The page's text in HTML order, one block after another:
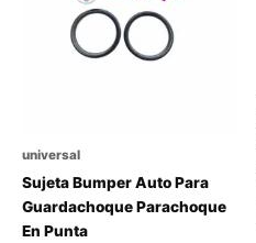
universal
Sujeta Bumper Auto Para
Guardachoque Parachoque
En Punta